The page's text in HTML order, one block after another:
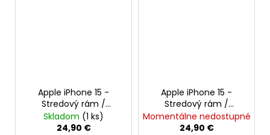
Apple iPhone 15 -
Stredový rám /
Housing + Tlačidlá +
Šuflík pre SIM (Modrá /
Skladom (1 ks)
24,90 €
Apple iPhone 15 -
Stredový rám /
Housing + Tlačidlá +
Šuflík pre SIM (Ružová
Momentálne nedostupné
24,90 €